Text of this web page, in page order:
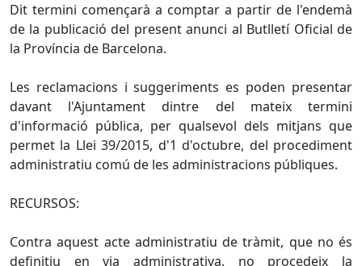
Dit termini començarà a comptar a partir de l'endemà
de la publicació del present anunci al Butlletí Oficial de
la Província de Barcelona.
Les reclamacions i suggeriments es poden presentar
davant l'Ajuntament dintre del mateix termini
d'informació pública, per qualsevol dels mitjans que
permet la Llei 39/2015, d'1 d'octubre, del procediment
administratiu comú de les administracions públiques.
RECURSOS:
Contra aquest acte administratiu de tràmit, que no és
definitiu en via administrativa, no procedeix la